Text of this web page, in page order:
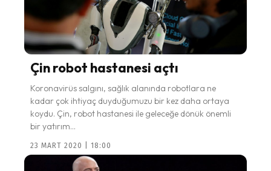
Çin robot hastanesi açtı
Koronavirüs salgını, sağlık alanında robotlara ne
kadar çok ihtiyaç duyduğumuzu bir kez daha ortaya
koydu. Çin, robot hastanesi ile geleceğe dönük önemli
bir yatırım...
23 MART 2020 | 18:00